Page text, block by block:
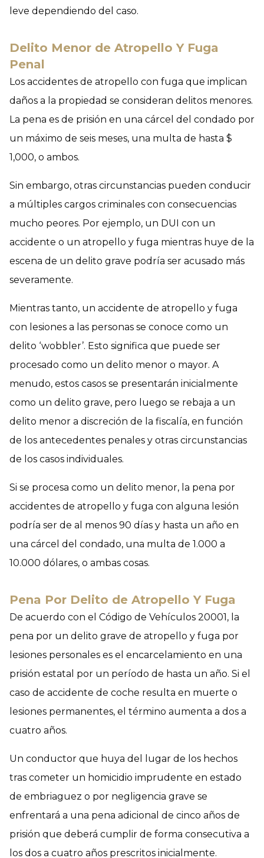
leve dependiendo del caso.
Delito Menor de Atropello Y Fuga
Penal
Los accidentes de atropello con fuga que implican
daños a la propiedad se consideran delitos menores.
La pena es de prisión en una cárcel del condado por
un máximo de seis meses, una multa de hasta $
1,000, o ambos.
Sin embargo, otras circunstancias pueden conducir
a múltiples cargos criminales con consecuencias
mucho peores. Por ejemplo, un DUI con un
accidente o un atropello y fuga mientras huye de la
escena de un delito grave podría ser acusado más
severamente.
Mientras tanto, un accidente de atropello y fuga
con lesiones a las personas se conoce como un
delito ‘wobbler’. Esto significa que puede ser
procesado como un delito menor o mayor. A
menudo, estos casos se presentarán inicialmente
como un delito grave, pero luego se rebaja a un
delito menor a discreción de la fiscalía, en función
de los antecedentes penales y otras circunstancias
de los casos individuales.
Si se procesa como un delito menor, la pena por
accidentes de atropello y fuga con alguna lesión
podría ser de al menos 90 días y hasta un año en
una cárcel del condado, una multa de 1.000 a
10.000 dólares, o ambas cosas.
Pena Por Delito de Atropello Y Fuga
De acuerdo con el Código de Vehículos 20001, la
pena por un delito grave de atropello y fuga por
lesiones personales es el encarcelamiento en una
prisión estatal por un período de hasta un año. Si el
caso de accidente de coche resulta en muerte o
lesiones permanentes, el término aumenta a dos a
cuatro años.
Un conductor que huya del lugar de los hechos
tras cometer un homicidio imprudente en estado
de embriaguez o por negligencia grave se
enfrentará a una pena adicional de cinco años de
prisión que deberá cumplir de forma consecutiva a
los dos a cuatro años prescritos inicialmente.